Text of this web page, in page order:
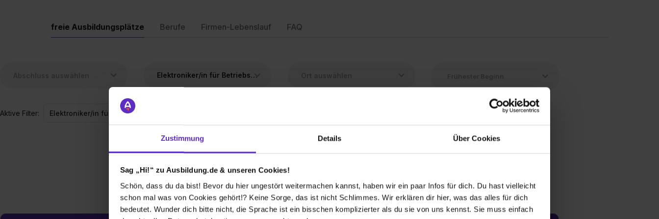
Zustimmung Details Über Cookies
Sag „Hi!“ zu Ausbildung.de & unseren Cookies!
Schön, dass du da bist! Bevor du hier ungestört weitermachen kannst, haben wir ein paar Infos für dich. Du hast vielleicht
schon mal was von Cookies gehört!? Keine Sorge, das ist nicht Schlimmes. Wir erklären dir hier, was das alles für dich
bedeutet. Wunder dich bitte nicht, die Sprache ist ein bisschen komplizierter als du sie von uns kennst. Sie muss einfach
freie Ausbildungsplätze Berufe Firmen-Lebenslauf FAQ
Elektroniker/in für Betriebstechnik
Aktive Filter: Elektroniker/in für Betriebstechnik
Aber sieh dir doch einmal die ähnlichen Berufe an.